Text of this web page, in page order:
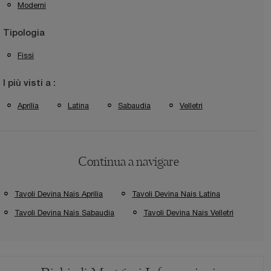
Moderni
Tipologia
Fissi
I più visti a :
Aprilia Latina Sabaudia Velletri
Continua a navigare
Tavoli Devina Nais Aprilia Tavoli Devina Nais Latina
Tavoli Devina Nais Sabaudia Tavoli Devina Nais Velletri